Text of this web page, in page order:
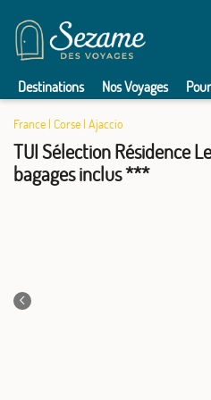
Destinations Nos Voyages
France | Corse | Ajaccio
TUI Sélection Résidence
bagages inclus ***